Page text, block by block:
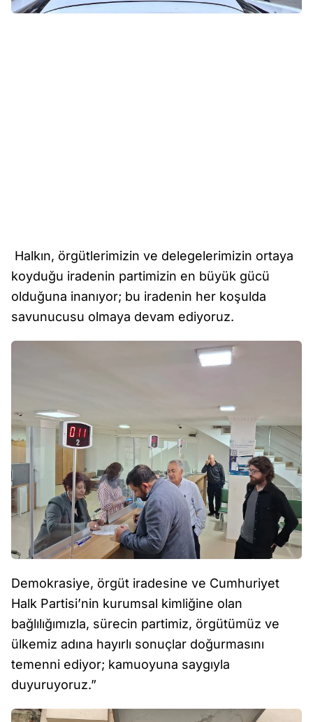
Halkın, örgütlerimizin ve delegelerimizin ortaya
koyduğu iradenin partimizin en büyük gücü
olduğuna inanıyor; bu iradenin her koşulda
savunucusu olmaya devam ediyoruz.
Demokrasiye, örgüt iradesine ve Cumhuriyet
Halk Partisi’nin kurumsal kimliğine olan
bağlılığımızla, sürecin partimiz, örgütümüz ve
ülkemiz adına hayırlı sonuçlar doğurmasını
temenni ediyor; kamuoyuna saygıyla
duyuruyoruz.”